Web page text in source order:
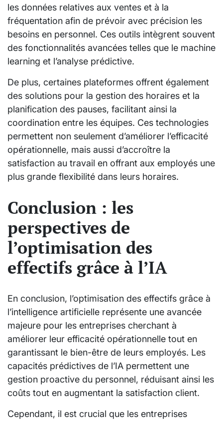
les données relatives aux ventes et à la
fréquentation afin de prévoir avec précision les
besoins en personnel. Ces outils intègrent souvent
des fonctionnalités avancées telles que le machine
learning et l’analyse prédictive.
De plus, certaines plateformes offrent également
des solutions pour la gestion des horaires et la
planification des pauses, facilitant ainsi la
coordination entre les équipes. Ces technologies
permettent non seulement d’améliorer l’efficacité
opérationnelle, mais aussi d’accroître la
satisfaction au travail en offrant aux employés une
plus grande flexibilité dans leurs horaires.
Conclusion : les
perspectives de
l’optimisation des
effectifs grâce à l’IA
En conclusion, l’optimisation des effectifs grâce à
l’intelligence artificielle représente une avancée
majeure pour les entreprises cherchant à
améliorer leur efficacité opérationnelle tout en
garantissant le bien-être de leurs employés. Les
capacités prédictives de l’IA permettent une
gestion proactive du personnel, réduisant ainsi les
coûts tout en augmentant la satisfaction client.
Cependant, il est crucial que les entreprises